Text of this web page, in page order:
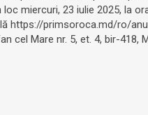
miercuri, 23 iulie 2025, la
https://primsoroca.md/ro/
cel Mare nr. 5, et. 4, bir-